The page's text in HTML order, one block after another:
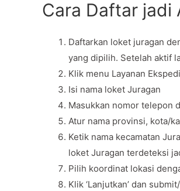
Cara Daftar jadi
Daftarkan loket juragan
yang dipilih. Setelah aktif
Klik menu Layanan
Isi nama loket Juragan
Masukkan nomor telepon
Atur nama provinsi, kota/
Ketik nama kecamatan
loket Juragan terdeteksi
Pilih koordinat lokasi
Klik ‘Lanjutkan’ dan